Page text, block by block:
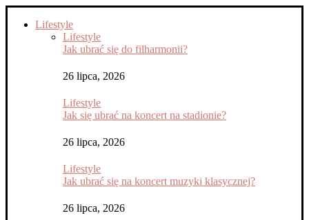
Lifestyle
Lifestyle
Jak ubrać się do filharmonii?
26 lipca, 2026
Lifestyle
Jak się ubrać na koncert na stadionie?
26 lipca, 2026
Lifestyle
Jak ubrać się na koncert muzyki klasycznej?
26 lipca, 2026